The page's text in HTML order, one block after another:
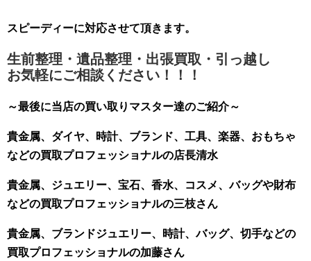
スピーディーに対応させて頂きます。
生前整理・遺品整理・出張買取・引っ越し
お気軽にご相談ください！！！
～最後に当店の買い取りマスター達のご紹介～
貴金属、ダイヤ、時計、ブランド、工具、楽器、おもちゃ
などの買取プロフェッショナルの店長清水
貴金属、ジュエリー、宝石、香水、コスメ、バッグや財布
などの買取プロフェッショナルの三枝さん
貴金属、ブランドジュエリー、時計、バッグ、切手などの
買取プロフェッショナルの加藤さん